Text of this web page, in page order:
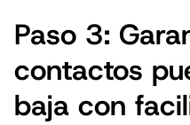
Paso 3:
contactos
baja con